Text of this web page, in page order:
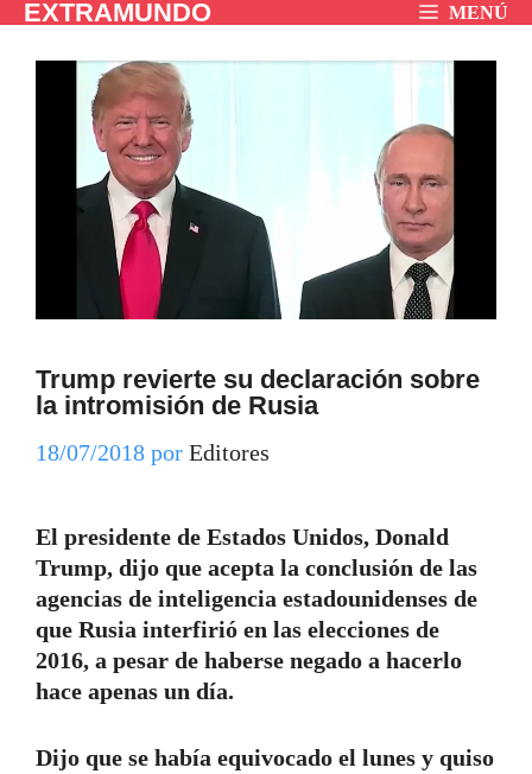
SaltarEXTRAMUNDO MENÚ
Trump revierte su declaración sobre
la intromisión de Rusia
18/07/2018 por Editores
El presidente de Estados Unidos, Donald
Trump, dijo que acepta la conclusión de las
agencias de inteligencia estadounidenses de
que Rusia interfirió en las elecciones de
2016, a pesar de haberse negado a hacerlo
hace apenas un día.
Dijo que se había equivocado el lunes y quiso